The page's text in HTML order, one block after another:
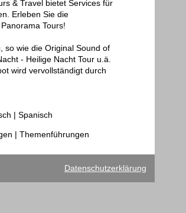
& Travel bietet Services für
Erleben Sie die
Tours!
so wie die Original Sound of
- Heilige Nacht Tour u.ä.
wird vervollständigt durch
| Spanisch
| Themenführungen
Datenschutzerklärung